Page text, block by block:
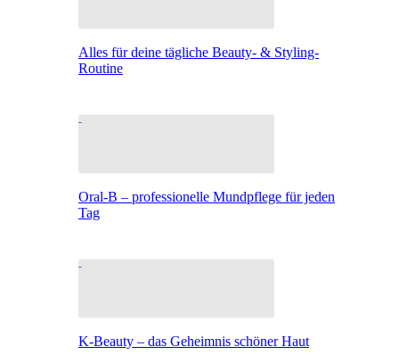
Alles für deine tägliche Beauty- & Styling-
Routine
Oral-B – professionelle Mundpflege für jeden
Tag
K-Beauty – das Geheimnis schöner Haut